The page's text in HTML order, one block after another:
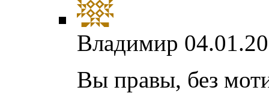
Владимир
Вы правы, без